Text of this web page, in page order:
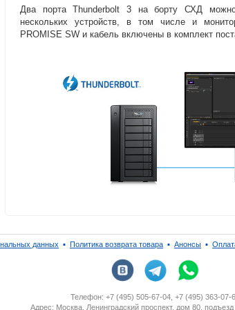
Два порта Thunderbolt 3 на борту СХД
нескольких устройств,
в том числе и
PROMISE SW и кабель включены в комплект
данных ▪ Политика возврата товара ▪ Анонсы ▪
Телефон: +7 (495) 505-67-04, +7 (495) 363-07-
Адрес: Москва, Ленинградский проспект, дом 80,